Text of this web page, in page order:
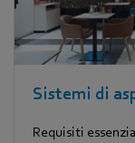
Sistemi di
Requisiti